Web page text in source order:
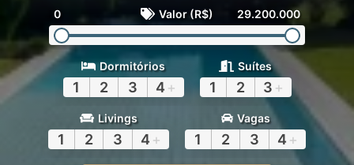
0 Valor (R$) 29.200.000
Dormitórios
1 2 3 4 +
Suítes
1 2 3 +
Livings
1 2 3 4 +
Vagas
1 2 3 4 +